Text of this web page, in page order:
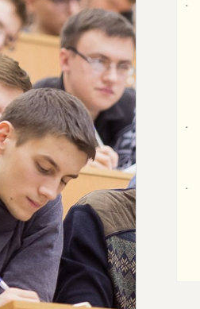
˙
˙
˙